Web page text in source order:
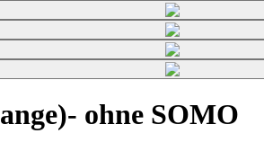
ohne SOMO